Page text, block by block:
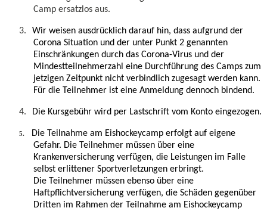
Camp ersatzlos aus.
3.
Wir weisen ausdrücklich darauf hin, dass aufgrund der
Corona Situation und der unter Punkt 2 genannten
Einschränkungen durch das Corona-Virus und der
Mindestteilnehmerzahl eine Durchführung des Camps zum
jetzigen Zeitpunkt nicht verbindlich zugesagt werden kann.
Für die Teilnehmer ist eine Anmeldung dennoch bindend.
4. Die Kursgebühr wird per Lastschrift vom Konto eingezogen.
5.
Die Teilnahme am Eishockeycamp erfolgt auf eigene
Gefahr. Die Teilnehmer müssen über eine
Krankenversicherung verfügen, die Leistungen im Falle
selbst erlittener Sportverletzungen erbringt.
Die Teilnehmer müssen ebenso über eine
Haftpflichtversicherung verfügen, die Schäden gegenüber
Dritten im Rahmen der Teilnahme am Eishockeycamp